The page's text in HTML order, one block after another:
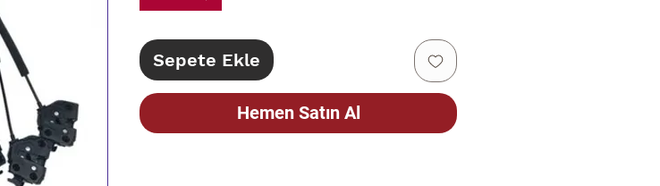
Sepete Ekle
Hemen Satın Al